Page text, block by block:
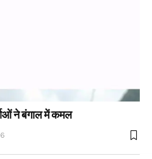
ने बंगाल में कमल